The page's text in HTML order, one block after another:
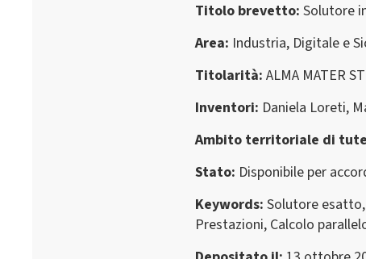
Titolo brevetto Solutore
Area Industria, Digitale e
Titolarità ALMA MATER
Inventori Daniela Loreti,
Ambito territoriale di
Stato Disponibile per
Keywords Solutore
Prestazioni, Calcolo